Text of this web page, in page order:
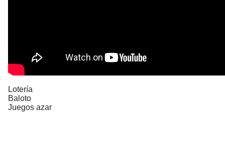
Lotería
Baloto
Juegos azar